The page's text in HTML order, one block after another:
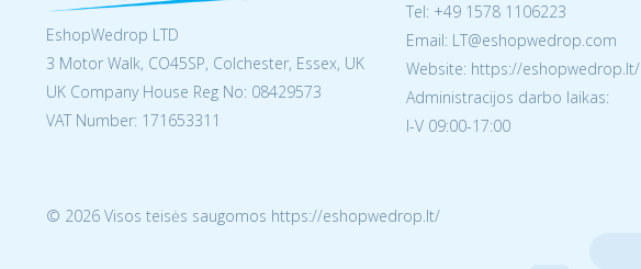
EshopWedrop LTD
3 Motor Walk, CO45SP, Colchester, Essex, UK
UK Company House Reg No: 08429573
VAT Number: 171653311
Tel: +49 1578 1106223
Email: LT@eshopwedrop.com
Website: https://eshopwedrop.lt/
Administracijos darbo laikas:
I-V 09:00-17:00
© 2026 Visos teisės saugomos https://eshopwedrop.lt/